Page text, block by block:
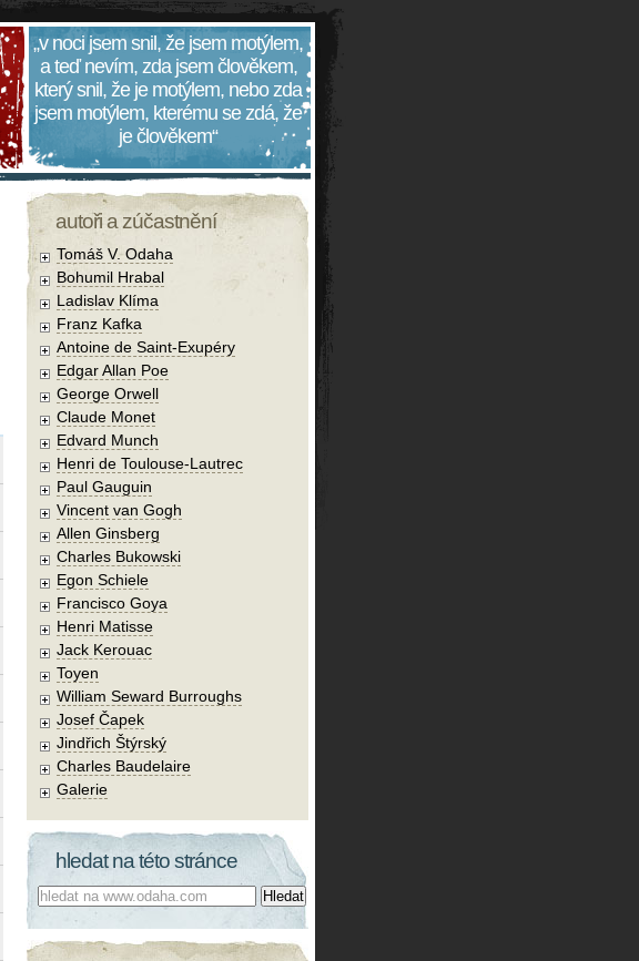
„v noci jsem snil, že jsem motýlem,
a teď nevím, zda jsem člověkem,
který snil, že je motýlem, nebo zda
jsem motýlem, kterému se zdá, že
je člověkem“
autoři a zúčastnění
Tomáš V. Odaha
Bohumil Hrabal
Ladislav Klíma
Franz Kafka
Antoine de Saint-Exupéry
Edgar Allan Poe
George Orwell
Claude Monet
Edvard Munch
Henri de Toulouse-Lautrec
Paul Gauguin
Vincent van Gogh
Allen Ginsberg
Charles Bukowski
Egon Schiele
Francisco Goya
Henri Matisse
Jack Kerouac
Toyen
William Seward Burroughs
Josef Čapek
Jindřich Štýrský
Charles Baudelaire
Galerie
hledat na této stránce
Co hledat: